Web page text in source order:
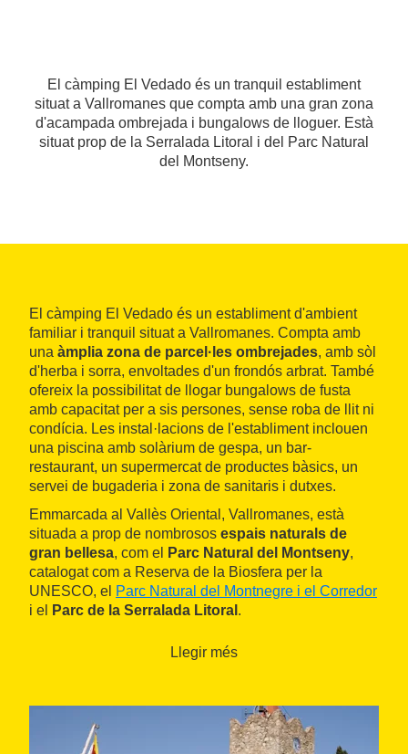
El càmping El Vedado és un tranquil establiment
situat a Vallromanes que compta amb una gran zona
d'acampada ombrejada i bungalows de lloguer. Està
situat prop de la Serralada Litoral i del Parc Natural
del Montseny.
El càmping El Vedado és un establiment d'ambient
familiar i tranquil situat a Vallromanes. Compta amb
una àmplia zona de parcel·les ombrejades, amb sòl
d'herba i sorra, envoltades d'un frondós arbrat. També
ofereix la possibilitat de llogar bungalows de fusta
amb capacitat per a sis persones, sense roba de llit ni
condícia. Les instal·lacions de l'establiment inclouen
una piscina amb solàrium de gespa, un bar-
restaurant, un supermercat de productes bàsics, un
servei de bugaderia i zona de sanitaris i dutxes.
Emmarcada al Vallès Oriental, Vallromanes, està
situada a prop de nombrosos espais naturals de
gran bellesa, com el Parc Natural del Montseny,
catalogat com a Reserva de la Biosfera per la
UNESCO, el Parc Natural del Montnegre i el Corredor
i el
Parc de la Serralada Litoral .
Llegir més